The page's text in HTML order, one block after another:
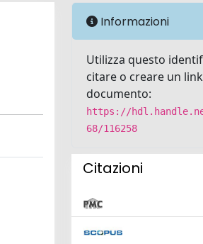
Informazioni
Utilizza questo
citare o creare un
documento:
https://
68/116258
Citazioni